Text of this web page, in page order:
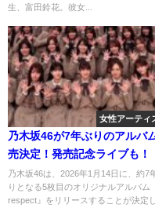
生、富田鈴花。彼女...
女性アーティ
乃木坂46が7年ぶりのアルバ
売決定！発売記念ライブも！
乃木坂46は、2026年1月14日に、約7
りとなる5枚目のオリジナルアルバム
respect』をリリースすることが決定